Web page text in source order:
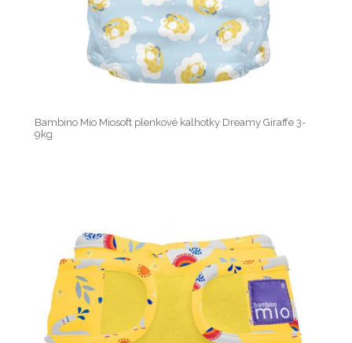
Bambino Mio Miosoft plenkové kalhotky Dreamy Giraffe 3-
9kg